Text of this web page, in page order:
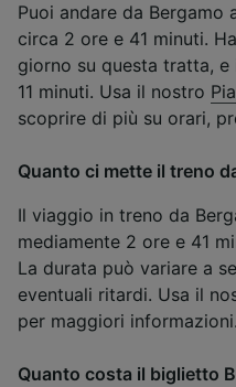
Puoi andare da Bergamo
circa 2 ore e 41 minuti.
giorno su questa tratta,
11 minuti. Usa il nostro
scoprire di più su orari,
Quanto ci mette il treno
Il viaggio in treno da
mediamente 2 ore e 41
La durata può variare a
eventuali ritardi. Usa il
per maggiori informazioni.
Quanto costa il biglietto